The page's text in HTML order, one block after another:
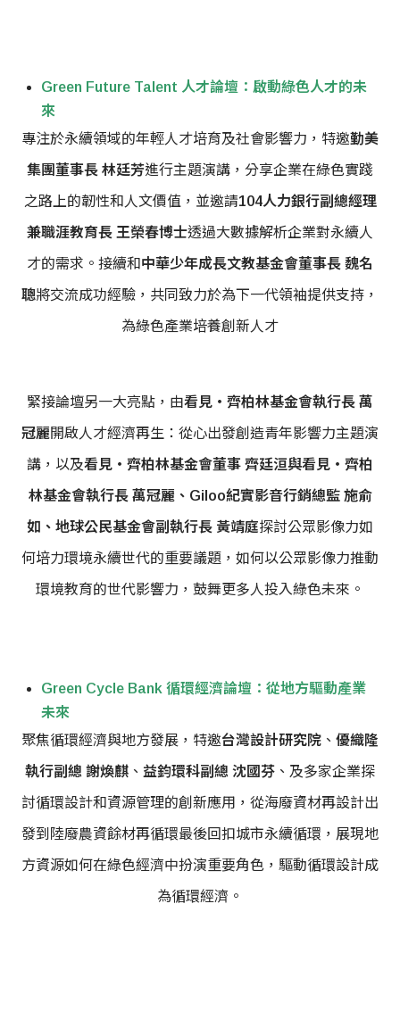
Green Future Talent 人才論壇：啟動綠色人才的未
來
專注於永續領域的年輕人才培育及社會影響力，特邀勤美
集團董事長 林廷芳進行主題演講，分享企業在綠色實踐
之路上的韌性和人文價值，並邀請104人力銀行副總經理
兼職涯教育長 王榮春博士透過大數據解析企業對永續人
才的需求。接續和中華少年成長文教基金會董事長 魏名
聰將交流成功經驗，共同致力於為下一代領袖提供支持，
為綠色產業培養創新人才
緊接論壇另一大亮點，由看見‧齊柏林基金會執行長 萬
冠麗開啟人才經濟再生：從心出發創造青年影響力主題演
講，以及看見‧齊柏林基金會董事 齊廷洹與看見‧齊柏
林基金會執行長 萬冠麗、Giloo紀實影音行銷總監 施俞
如、地球公民基金會副執行長 黃靖庭探討公眾影像力如
何培力環境永續世代的重要議題，如何以公眾影像力推動
環境教育的世代影響力，鼓舞更多人投入綠色未來。
Green Cycle Bank 循環經濟論壇：從地方驅動產業
未來
聚焦循環經濟與地方發展，特邀台灣設計研究院 、 優織隆
執行副總 謝煥麒 、 益鈞環科副總 沈國芬 、及多家企業探
討循環設計和資源管理的創新應用，從海廢資材再設計出
發到陸廢農資餘材再循環最後回扣城市永續循環，展現地
方資源如何在綠色經濟中扮演重要角色，驅動循環設計成
為循環經濟。